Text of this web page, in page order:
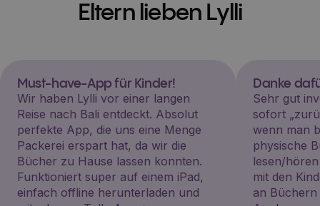
Eltern lieben Lylli
Must-have-App für Kinder!
Wir haben Lylli vor einer langen
Reise nach Bali entdeckt. Absolut
perfekte App, die uns eine Menge
Packerei erspart hat, da wir die
Bücher zu Hause lassen konnten.
Funktioniert super auf einem iPad,
einfach offline herunterladen und
Danke
Sehr gut
sofort
wenn man
physische
lesen/
mit den
an Büchern